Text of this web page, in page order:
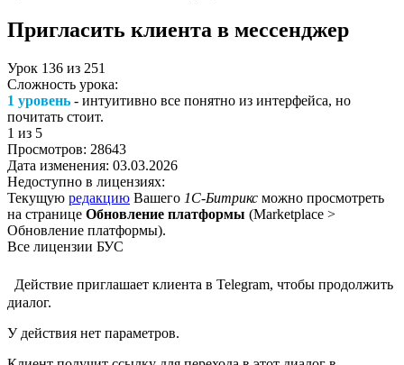
Пригласить клиента в мессенджер
Урок 136 из 251
Сложность урока:
1 уровень - интуитивно все понятно из интерфейса, но
почитать стоит.
1 из 5
Просмотров: 28643
Дата изменения: 03.03.2026
Недоступно в лицензиях:
Текущую редакцию Вашего 1С-Битрикс можно просмотреть
на странице Обновление платформы (Marketplace >
Обновление платформы).
Все лицензии БУС
Действие приглашает клиента в Telegram, чтобы продолжить
диалог.
У действия нет параметров.